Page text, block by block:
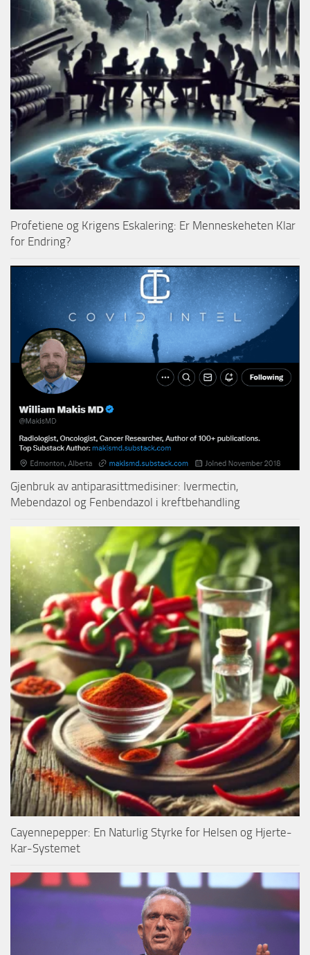
Profetiene og Krigens Eskalering: Er Menneskeheten Klar
for Endring?
Gjenbruk av antiparasittmedisiner: Ivermectin,
Mebendazol og Fenbendazol i kreftbehandling
Cayennepepper: En Naturlig Styrke for Helsen og Hjerte-
Kar-Systemet